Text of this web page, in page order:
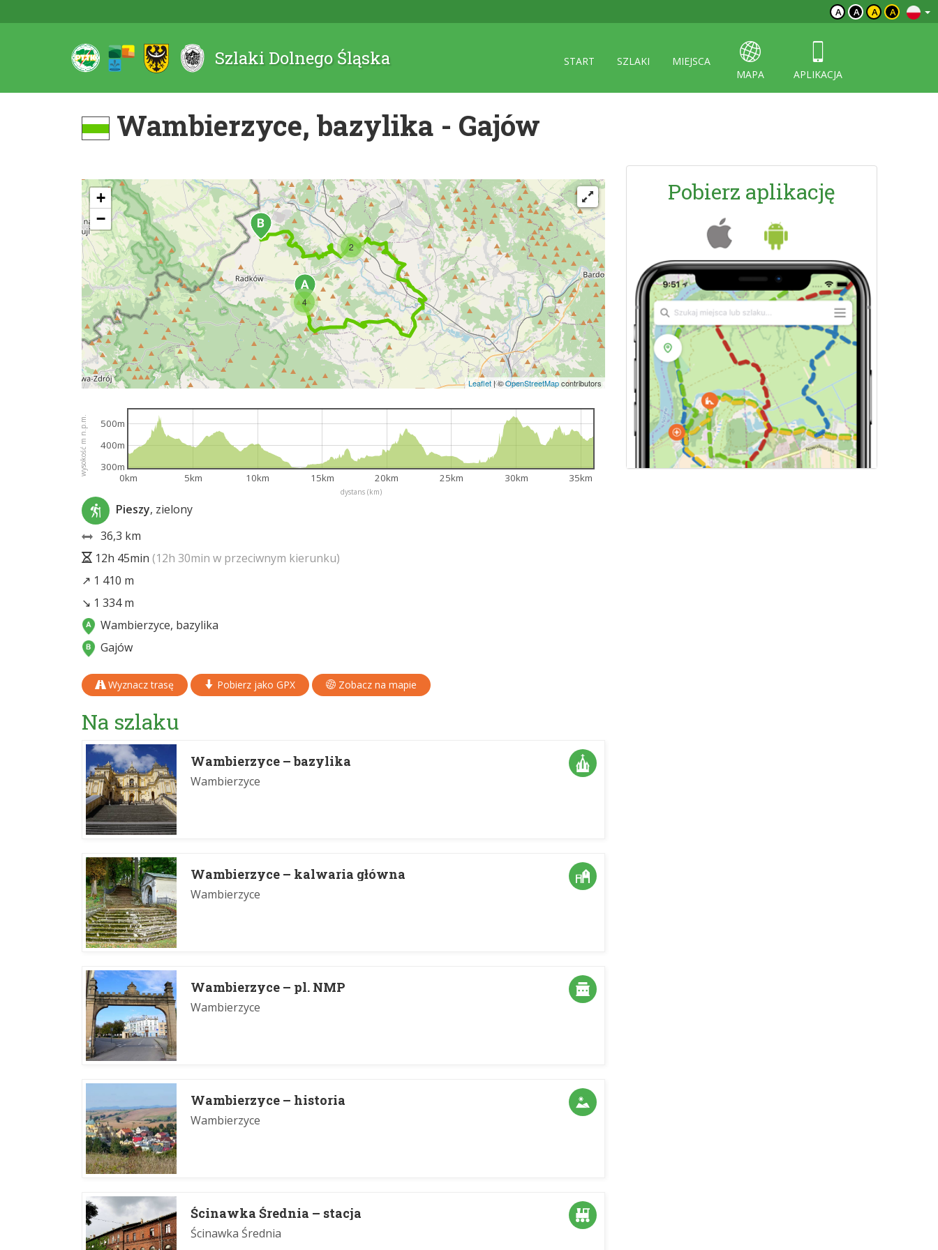
A A A A
Szlaki Dolnego Śląska START SZLAKI
MIEJSCA
MAPA
APLIKACJA
Wambierzyce, bazylika - Gajów
2
4
+
−
Leaflet|©OpenStreetMapcontributors
dystans (km)
wysokość m n.p.m.
0km 5km 10km 15km 20km 25km 30km 35km
300m
400m
500m
Pieszy, zielony
36,3 km
12h 45min (12h 30min w przeciwnym kierunku)
↗ 1 410 m
↘ 1 334 m
Wambierzyce, bazylika
Gajów
Wyznacz trasę Pobierz jako GPX Zobacz na mapie
Na szlaku
Wambierzyce – bazylika
Wambierzyce
Wambierzyce – kalwaria główna
Wambierzyce
Wambierzyce – pl. NMP
Wambierzyce
Wambierzyce – historia
Wambierzyce
Ścinawka Średnia – stacja
Ścinawka Średnia
Pobierz aplikację